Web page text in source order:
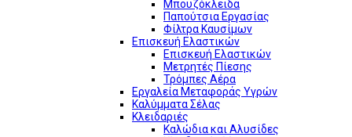
Μπουζόκλειδα
Παπούτσια Εργασίας
Φίλτρα Καυσίμων
Επισκευή Ελαστικών
Επισκευή Ελαστικών
Μετρητές Πίεσης
Τρόμπες Αέρα
Εργαλεία Μεταφοράς Υγρών
Καλύμματα Σέλας
Κλειδαριές
Καλώδια και Αλυσίδες